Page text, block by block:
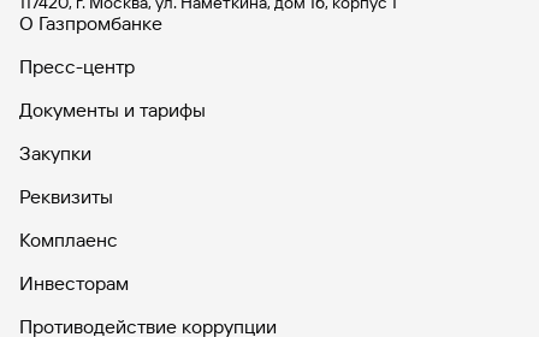
О Газпромбанке
Пресс-центр
Документы и тарифы
Закупки
Реквизиты
Комплаенс
Инвесторам
Противодействие коррупции